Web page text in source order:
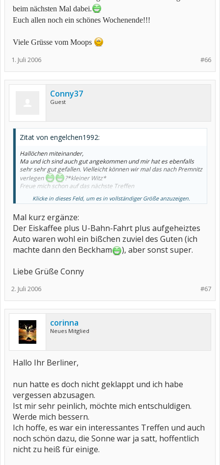
beim nächsten Mal dabei.
Euch allen noch ein schönes Wochenende!!!
Viele Grüsse vom Moops
#66
1. Juli 2006
Conny37
Guest
Zitat von engelchen1992:
Hallöchen miteinander,
Ma und ich sind auch gut angekommen und mir hat es ebenfalls
sehr sehr gut gefallen. Vielleicht können wir mal das nach Premnitz
verlegen
?*kleiner Witz*
Freue mich schon auf das nächste Treffen
Lg Anni
Ps.: Liebe Grüße auch von dat Mama
Klicke in dieses Feld, um es in vollständiger Größe anzuzeigen.
Mal kurz ergänze:
Der Eiskaffee plus U-Bahn-Fahrt plus aufgeheiztes
Auto waren wohl ein bißchen zuviel des Guten (ich
machte dann den Beckham
), aber sonst super.
Liebe Grüße Conny
#67
2. Juli 2006
corinna
Neues Mitglied
Hallo Ihr Berliner,
nun hatte es doch nicht geklappt und ich habe
vergessen abzusagen.
Ist mir sehr peinlich, möchte mich entschuldigen.
Werde mich bessern.
Ich hoffe, es war ein interessantes Treffen und auch
noch schön dazu, die Sonne war ja satt, hoffentlich
nicht zu heiß für einige.